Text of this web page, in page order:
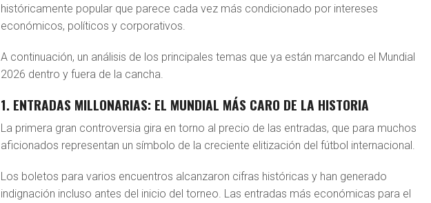
históricamente popular que parece cada vez más condicionado por intereses
económicos, políticos y corporativos.
A continuación, un análisis de los principales temas que ya están marcando el Mundial
2026 dentro y fuera de la cancha.
1. ENTRADAS MILLONARIAS: EL MUNDIAL MÁS CARO DE LA HISTORIA
La primera gran controversia gira en torno al precio de las entradas, que para muchos
aficionados representan un símbolo de la creciente elitización del fútbol internacional.
Los boletos para varios encuentros alcanzaron cifras históricas y han generado
indignación incluso antes del inicio del torneo. Las entradas más económicas para el